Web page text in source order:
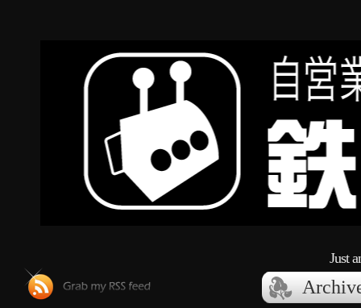
Just